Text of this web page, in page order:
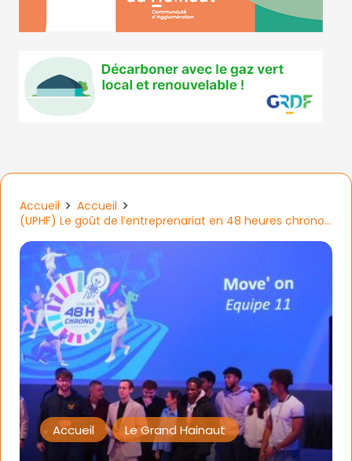
Accueil
Accueil
(UPHF) Le goût de l’entreprenariat en 48 heures chrono…
Accueil Le Grand Hainaut